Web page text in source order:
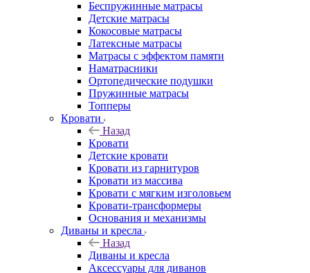
Беспружинные матрасы
Детские матрасы
Кокосовые матрасы
Латексные матрасы
Матрасы с эффектом памяти
Наматрасники
Ортопедические подушки
Пружинные матрасы
Топперы
Кровати
Назад
Кровати
Детские кровати
Кровати из гарнитуров
Кровати из массива
Кровати с мягким изголовьем
Кровати-трансформеры
Основания и механизмы
Диваны и кресла
Назад
Диваны и кресла
Аксессуары для диванов